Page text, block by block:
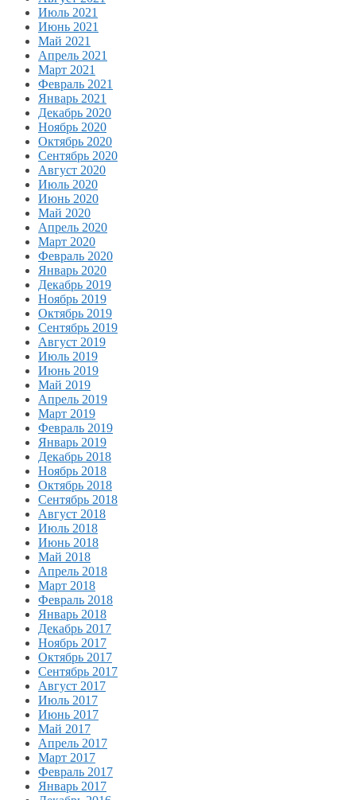
Июль 2021
Июнь 2021
Май 2021
Апрель 2021
Март 2021
Февраль 2021
Январь 2021
Декабрь 2020
Ноябрь 2020
Октябрь 2020
Сентябрь 2020
Август 2020
Июль 2020
Июнь 2020
Май 2020
Апрель 2020
Март 2020
Февраль 2020
Январь 2020
Декабрь 2019
Ноябрь 2019
Октябрь 2019
Сентябрь 2019
Август 2019
Июль 2019
Июнь 2019
Май 2019
Апрель 2019
Март 2019
Февраль 2019
Январь 2019
Декабрь 2018
Ноябрь 2018
Октябрь 2018
Сентябрь 2018
Август 2018
Июль 2018
Июнь 2018
Май 2018
Апрель 2018
Март 2018
Февраль 2018
Январь 2018
Декабрь 2017
Ноябрь 2017
Октябрь 2017
Сентябрь 2017
Август 2017
Июль 2017
Июнь 2017
Май 2017
Апрель 2017
Март 2017
Февраль 2017
Январь 2017